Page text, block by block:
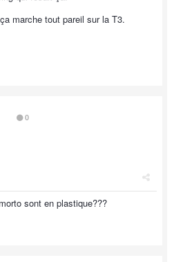
marche tout pareil sur la T3.
0
sont en plastique???